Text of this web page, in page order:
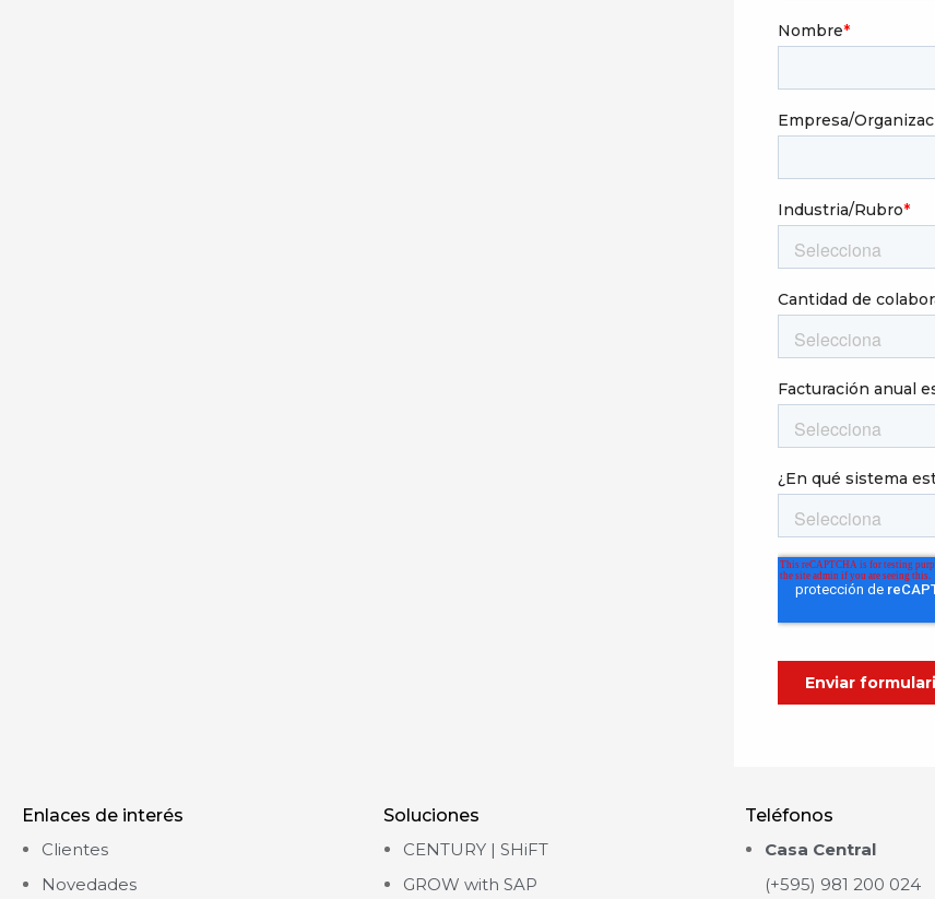
Enlaces de interés
Clientes
Novedades
Soluciones
CENTURY | SHiFT
GROW with SAP
Teléfonos
Casa Central
(+595) 981 200 024